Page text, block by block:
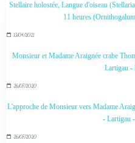
Stellaire holostée, Langue d'oiseau
11 heures
13/04/2021
Monsieur et Madame Araignée crabe
Lartigau -
26/07/2020
L'approche de Monsieur vers Madame
- Lartigau
26/07/2020